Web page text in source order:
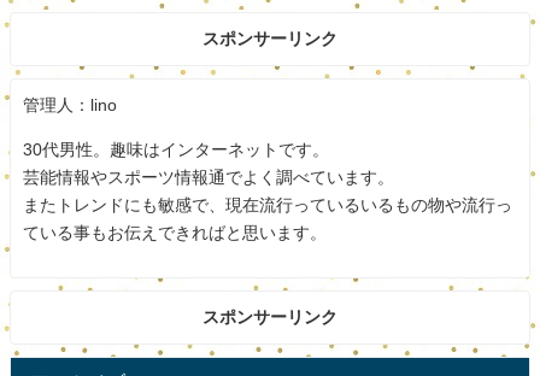
職業：アイドル、ヒップホップアイドルユニットlyrical
lyrical school（リリカルスクール）は、オリジナルメンバ
ます。
現在のメンバーは、minanのほか、hime、hinako、yuu、
プロデューサーはキムヤスヒロです。
アイドルといえば、ふりふりの衣装を着て、清楚に可愛く
スポンサーリンク
管理人：lino
30代男性。趣味はインターネットです。
芸能情報やスポーツ情報通でよく調べています。
またトレンドにも敏感で、現在流行っているいるもの物や流行っ
ている事もお伝えできればと思います。
スポンサーリンク